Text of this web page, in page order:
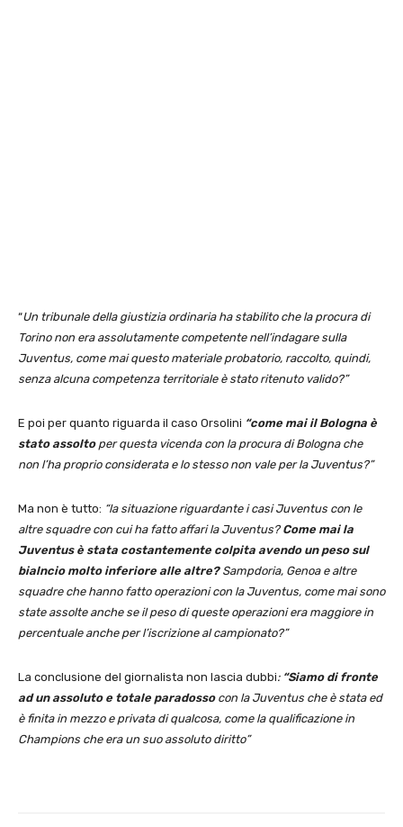
“Un tribunale della giustizia ordinaria ha stabilito che la procura di
Torino non era assolutamente competente nell’indagare sulla
Juventus, come mai questo materiale probatorio, raccolto, quindi,
senza alcuna competenza territoriale è stato ritenuto valido?”
E poi per quanto riguarda il caso Orsolini “come mai il Bologna è
stato assoltoper questa vicenda con la procura di Bologna che
non l’ha proprio considerata e lo stesso non vale per la Juventus?”
Ma non è tutto: “la situazione riguardante i casi Juventus con le
altre squadre con cui ha fatto affari la Juventus?Come mai la
Juventus è stata costantemente colpita avendo un peso sul
bialncio molto inferiore alle altre? Sampdoria, Genoa e altre
squadre che hanno fatto operazioni con la Juventus, come mai sono
state assolte anche se il peso di queste operazioni era maggiore in
percentuale anche per l’iscrizione al campionato?”
La conclusione del giornalista non lascia dubbi: “Siamo di fronte
ad un assoluto e totale paradosso con la Juventus che è stata ed
è finita in mezzo e privata di qualcosa, come la qualificazione in
Champions che era un suo assoluto diritto”